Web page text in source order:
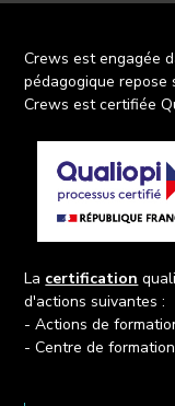
Crews est engagée
pédagogique repose
Crews est certifiée
La certification
d'actions suivantes :
- Actions de
- Centre de